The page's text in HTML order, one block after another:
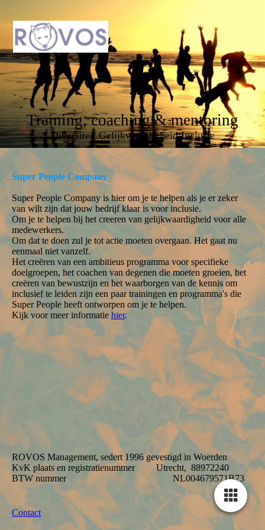
Training, coaching & mentoring
Diversiteit Gelijkwaardigheid Inclusie
Super People Company
Super People Company is hier om je te helpen als je er zeker
van wilt zijn dat jouw bedrijf klaar is voor inclusie.
Om je te helpen bij het creeren van gelijkwaardigheid voor alle
medewerkers.
Om dat te doen zul je tot actie moeten overgaan. Het gaat nu
eenmaal niet vanzelf.
Het creëren van een ambitieus programma voor specifieke
doelgroepen, het coachen van degenen die moeten groeien, het
creëren van bewustzijn en het waarborgen van de kennis om
inclusief te leiden zijn een paar trainingen en programma's die
Super People heeft ontworpen om je te helpen.
Kijk voor meer informatie hier.
ROVOS Management, sedert 1996 gevestigd in Woerden
KvK plaats en registratienummer Utrecht, 88972240
BTW nummer NL004679571B73
Contact